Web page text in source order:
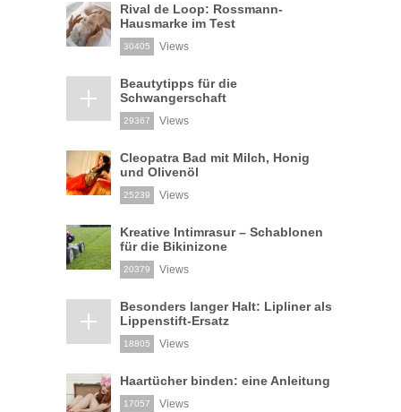
Rival de Loop: Rossmann-
Hausmarke im Test
30405 Views
Beautytipps für die
Schwangerschaft
29367 Views
Cleopatra Bad mit Milch, Honig
und Olivenöl
25239 Views
Kreative Intimrasur – Schablonen
für die Bikinizone
20379 Views
Besonders langer Halt: Lipliner als
Lippenstift-Ersatz
18805 Views
Haartücher binden: eine Anleitung
17057 Views